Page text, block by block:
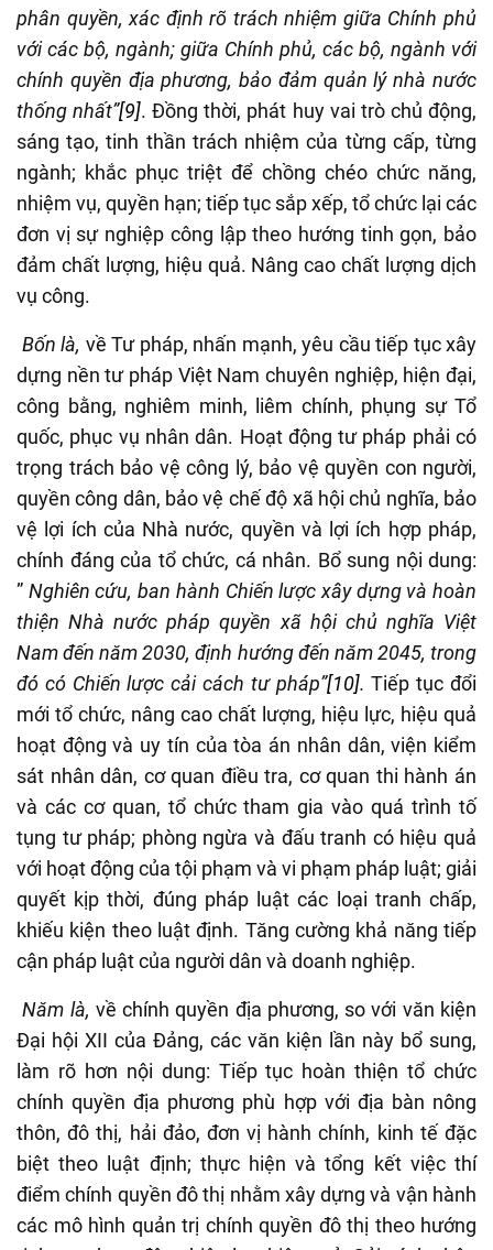
phân quyền, xác định rõ trách nhiệm giữa Chính phủ
với các bộ, ngành; giữa Chính phủ, các bộ, ngành với
chính quyền địa phương, bảo đảm quản lý nhà nước
thống nhất”[9]. Đồng thời, phát huy vai trò chủ động,
sáng tạo, tinh thần trách nhiệm của từng cấp, từng
ngành; khắc phục triệt để chồng chéo chức năng,
nhiệm vụ, quyền hạn; tiếp tục sắp xếp, tổ chức lại các
đơn vị sự nghiệp công lập theo hướng tinh gọn, bảo
đảm chất lượng, hiệu quả. Nâng cao chất lượng dịch
vụ công.
Bốn là, về Tư pháp, nhấn mạnh, yêu cầu tiếp tục xây
dựng nền tư pháp Việt Nam chuyên nghiệp, hiện đại,
công bằng, nghiêm minh, liêm chính, phụng sự Tổ
quốc, phục vụ nhân dân. Hoạt động tư pháp phải có
trọng trách bảo vệ công lý, bảo vệ quyền con người,
quyền công dân, bảo vệ chế độ xã hội chủ nghĩa, bảo
vệ lợi ích của Nhà nước, quyền và lợi ích hợp pháp,
chính đáng của tổ chức, cá nhân. Bổ sung nội dung:
” Nghiên cứu, ban hành Chiến lược xây dựng và hoàn
thiện Nhà nước pháp quyền xã hội chủ nghĩa Việt
Nam đến năm 2030, định hướng đến năm 2045, trong
đó có Chiến lược cải cách tư pháp”[10].Tiếp tục đổi
mới tổ chức, nâng cao chất lượng, hiệu lực, hiệu quả
hoạt động và uy tín của tòa án nhân dân, viện kiểm
sát nhân dân, cơ quan điều tra, cơ quan thi hành án
và các cơ quan, tổ chức tham gia vào quá trình tố
tụng tư pháp; phòng ngừa và đấu tranh có hiệu quả
với hoạt động của tội phạm và vi phạm pháp luật; giải
quyết kịp thời, đúng pháp luật các loại tranh chấp,
khiếu kiện theo luật định. Tăng cường khả năng tiếp
cận pháp luật của người dân và doanh nghiệp.
Năm là, về chính quyền địa phương, so với văn kiện
Đại hội XII của Đảng, các văn kiện lần này bổ sung,
làm rõ hơn nội dung: Tiếp tục hoàn thiện tổ chức
chính quyền địa phương phù hợp với địa bàn nông
thôn, đô thị, hải đảo, đơn vị hành chính, kinh tế đặc
biệt theo luật định; thực hiện và tổng kết việc thí
điểm chính quyền đô thị nhằm xây dựng và vận hành
các mô hình quản trị chính quyền đô thị theo hướng